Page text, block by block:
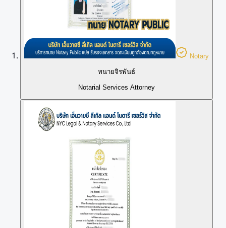
Notary
ทนายจิรพันธ์
Notarial Services Attorney